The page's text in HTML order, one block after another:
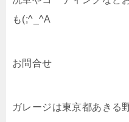
も(;^_^A
お問合せ
ガレージは東京都あきる